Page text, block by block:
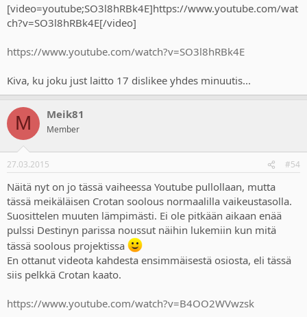
[video=youtube;SO3l8hRBk4E]https://www.youtube.com/wat
ch?v=SO3l8hRBk4E[/video]
https://www.youtube.com/watch?v=SO3l8hRBk4E
Kiva, ku joku just laitto 17 dislikee yhdes minuutis...
M Meik81
Member
27.03.2015 #54
Näitä nyt on jo tässä vaiheessa Youtube pullollaan, mutta
tässä meikäläisen Crotan soolous normaalilla vaikeustasolla.
Suosittelen muuten lämpimästi. Ei ole pitkään aikaan enää
pulssi Destinyn parissa noussut näihin lukemiin kun mitä
tässä soolous projektissa
En ottanut videota kahdesta ensimmäisestä osiosta, eli tässä
siis pelkkä Crotan kaato.
https://www.youtube.com/watch?v=B4OO2WVwzsk